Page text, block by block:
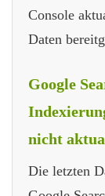
Console
Daten
Google
nicht
Die letzten